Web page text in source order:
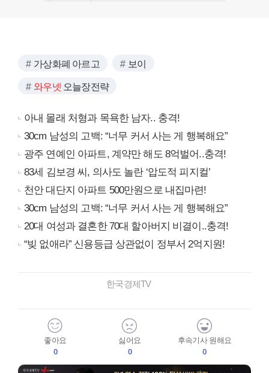
가상화폐 아르고 보이
와우넷 오늘장전략
아내 몰래 처형과 목욕한 남자.. 충격!
30cm 남성의 고백: “너무 커서 사는 게 행복해요”
광주 연예인 아파트, 계약만 해도 8억벌어..충격!
83세 김보경 씨, 의사도 놀란 ‘압도적 피지컬’
천안 대단지 아파트 500만원으로 내집마련!
30cm 남성의 고백: “너무 커서 사는 게 행복해요”
20대 여성과 결혼한 70대 할아버지 비결이..충격!
“빚 없애라” 신용등급 상관없이 정부서 2억지원!
한국경제TV
좋아요
0
싫어요
0
후속기사 원해요
0